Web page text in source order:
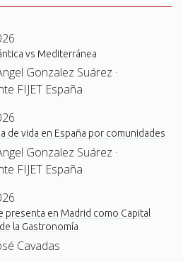
vs Mediterránea
Gonzalez Suárez ·
FIJET España
de vida en España por comunidades
Gonzalez Suárez ·
FIJET España
presenta en Madrid como Capital
la Gastronomía
Cavadas